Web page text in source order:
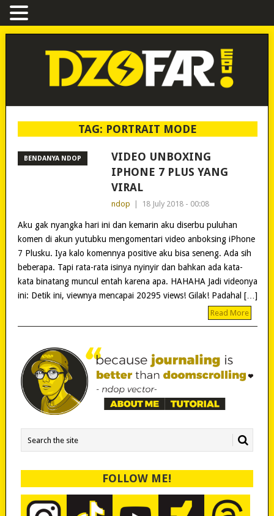
TAG: PORTRAIT MODE
BENDANYA NDOP
VIDEO UNBOXING
IPHONE 7 PLUS YANG
VIRAL
ndop 18 July 2018 - 00:08
Aku gak nyangka hari ini dan kemarin aku diserbu puluhan
komen di akun yutubku mengomentari video anboksing iPhone
7 Plusku. Iya kalo komennya positive aku bisa seneng. Ada sih
beberapa. Tapi rata-rata isinya nyinyir dan bahkan ada kata-
kata binatang muncul entah karena apa. HAHAHA Jadi videonya
ini: Detik ini, viewnya mencapai 20295 views! Gilak! Padahal […]
Read More
FOLLOW ME!